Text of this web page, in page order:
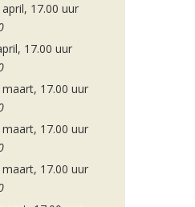
17.00 uur
17.00 uur
17.00 uur
17.00 uur
17.00 uur